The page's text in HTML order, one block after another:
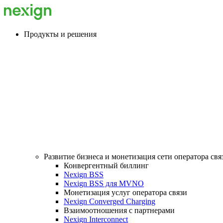
Продукты и решения
Развитие бизнеса и монетизация сети оператора
Конвергентный биллинг
Nexign BSS
Nexign BSS для MVNO
Монетизация услуг оператора связи
Nexign Converged Charging
Взаимоотношения с партнерами
Nexign Interconnect